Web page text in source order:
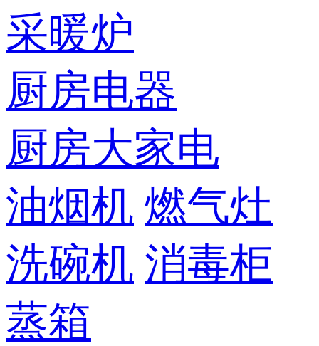
采暖炉
厨房电器
厨房大家电
油烟机 燃气灶
洗碗机 消毒柜
蒸箱